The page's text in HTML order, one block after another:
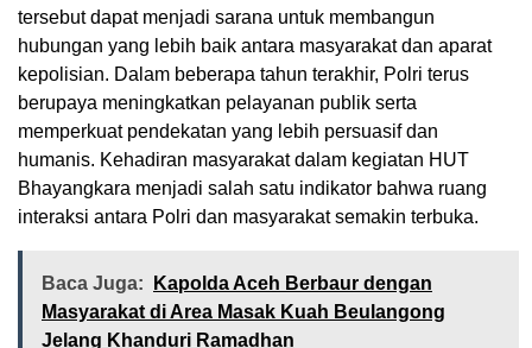
tersebut dapat menjadi sarana untuk membangun
hubungan yang lebih baik antara masyarakat dan aparat
kepolisian. Dalam beberapa tahun terakhir, Polri terus
berupaya meningkatkan pelayanan publik serta
memperkuat pendekatan yang lebih persuasif dan
humanis. Kehadiran masyarakat dalam kegiatan HUT
Bhayangkara menjadi salah satu indikator bahwa ruang
interaksi antara Polri dan masyarakat semakin terbuka.
Baca Juga:
Kapolda Aceh Berbaur dengan
Masyarakat di Area Masak Kuah Beulangong
Jelang Khanduri Ramadhan